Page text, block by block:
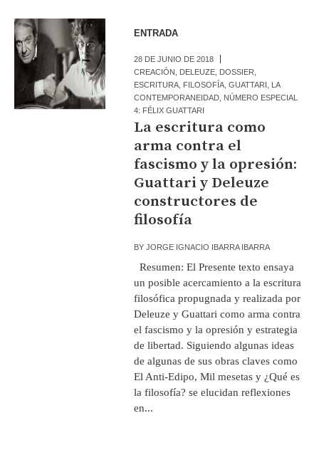
ENTRADA
28 DE JUNIO DE 2018
CREACIÓN
DELEUZE DOSSIER
ESCRITURA FILOSOFÍA ,GUATTARI
LA
CONTEMPORANEIDAD NÚMERO ESPECIAL
4: FÉLIX GUATTARI
La escritura como
arma contra el
fascismo y la opresión:
Guattari y Deleuze
constructores de
filosofía
BYJORGE IGNACIO IBARRA IBARRA
Resumen: El Presente texto ensaya
un posible acercamiento a la escritura
filosófica propugnada y realizada por
Deleuze y Guattari como arma contra
el fascismo y la opresión y estrategia
de libertad. Siguiendo algunas ideas
de algunas de sus obras claves como
El Anti-Edipo, Mil mesetas y ¿Qué es
la filosofía? se elucidan reflexiones
en...